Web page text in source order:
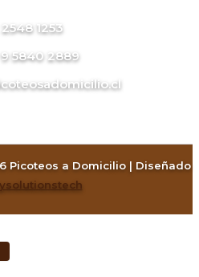
1253
9 5840 2889
Picoteos a Domicilio | Diseñado